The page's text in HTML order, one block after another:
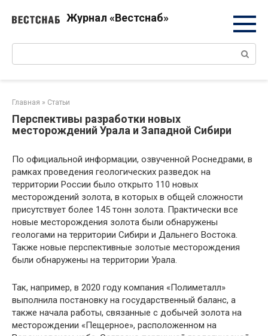
Журнал «Вестснаб»
Главная » Статьи
Перспективы разработки новых
месторождений Урала и Западной Сибири
По официальной информации, озвученной Роснедрами, в
рамках проведения геологических разведок на
территории России было открыто 110 новых
месторождений золота, в которых в общей сложности
присутствует более 145 тонн золота. Практически все
новые месторождения золота были обнаружены
геологами на территории Сибири и Дальнего Востока.
Также новые перспективные золотые месторождения
были обнаружены на территории Урала.
Так, например, в 2020 году компания «Полиметалл»
выполнила постановку на государственный баланс, а
также начала работы, связанные с добычей золота на
месторождении «Пещерное», расположенном на